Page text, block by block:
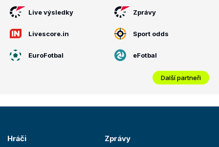
Live výsledky Zprávy
Livescore.in Sport odds
EuroFotbal eFotbal
Další partneři
Hráči Zprávy